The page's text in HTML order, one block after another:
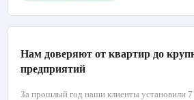
Нам доверяют от квартир до
предприятий
За прошлый год наши клиенты установили